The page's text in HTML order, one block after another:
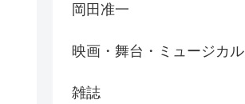
岡田准一
映画・舞台・ミュージカル
雑誌